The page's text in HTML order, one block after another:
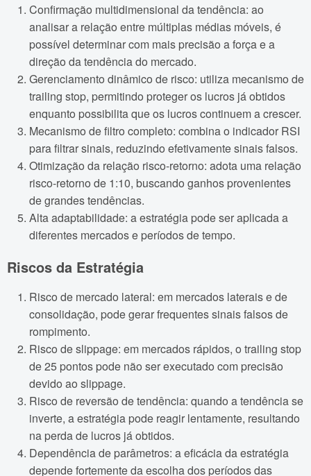
Confirmação multidimensional da tendência: ao
analisar a relação entre múltiplas médias móveis, é
possível determinar com mais precisão a força e a
direção da tendência do mercado.
Gerenciamento dinâmico de risco: utiliza mecanismo de
trailing stop, permitindo proteger os lucros já obtidos
enquanto possibilita que os lucros continuem a crescer.
Mecanismo de filtro completo: combina o indicador RSI
para filtrar sinais, reduzindo efetivamente sinais falsos.
Otimização da relação risco-retorno: adota uma relação
risco-retorno de 1:10, buscando ganhos provenientes
de grandes tendências.
Alta adaptabilidade: a estratégia pode ser aplicada a
diferentes mercados e períodos de tempo.
Riscos da Estratégia
Risco de mercado lateral: em mercados laterais e de
consolidação, pode gerar frequentes sinais falsos de
rompimento.
Risco de slippage: em mercados rápidos, o trailing stop
de 25 pontos pode não ser executado com precisão
devido ao slippage.
Risco de reversão de tendência: quando a tendência se
inverte, a estratégia pode reagir lentamente, resultando
na perda de lucros já obtidos.
Dependência de parâmetros: a eficácia da estratégia
depende fortemente da escolha dos períodos das